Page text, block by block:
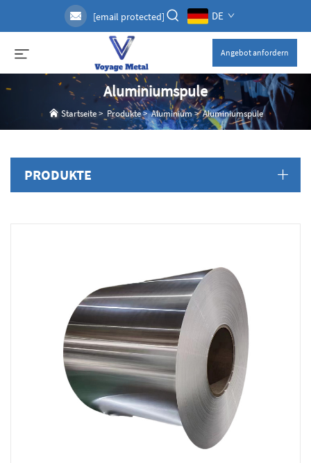
[email protected] DE
Angebot anfordern
Aluminiumspule
Startseite> Produkte>Aluminium>Aluminiumspule
PRODUKTE